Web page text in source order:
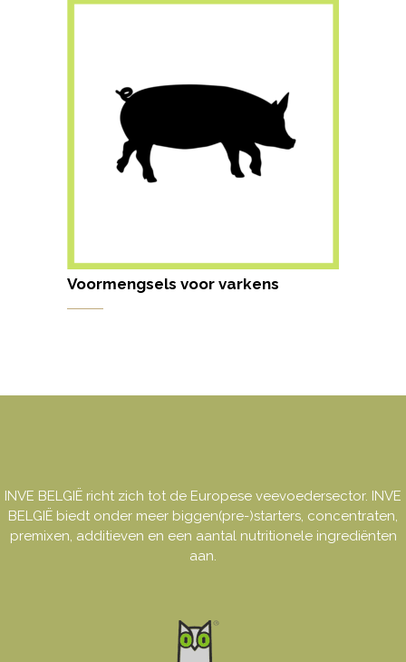
Voormengsels voor varkens
INVE BELGIË richt zich tot de Europese veevoedersector. INVE
BELGIË biedt onder meer biggen(pre-)starters, concentraten,
premixen, additieven en een aantal nutritionele ingrediënten
aan.